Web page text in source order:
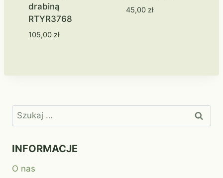
drabiną
RTYR3768
105,00 zł
45,00 zł
Szukaj:
INFORMACJE
O nas